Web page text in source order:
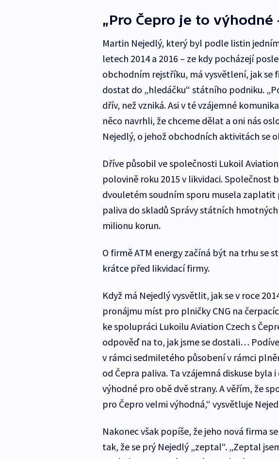
„Pro Čepro je to výhodné
Martin Nejedlý, který byl podle listin
letech 2014 a 2016 – ze kdy pocházejí
obchodním rejstříku, má vysvětlení, jak
dostat do „hledáčku“ státního podniku.
dřív, než vzniká. Asi v té vzájemné
něco navrhli, že chceme dělat a oni nás
Nejedlý, o jehož obchodních aktivitách se
Dříve působil ve společnosti Lukoil
polovině roku 2015 v likvidaci. Společnost
dvouletém soudním sporu musela
paliva do skladů Správy státních
milionu korun.
O firmě ATM energy začíná být na trhu se
krátce před likvidací firmy.
Když má Nejedlý vysvětlit, jak se v roce
pronájmu míst pro plničky CNG na
ke spolupráci Lukoilu Aviation Czech s
odpověď na to, jak jsme se dostali…
v rámci sedmiletého působení v rámci
od Čepra paliva. Ta vzájemná diskuse byla
výhodné pro obě dvě strany. A věřím, že
pro Čepro velmi výhodná,“ vysvětluje
Nakonec však popíše, že jeho nová firma
tak, že se prý Nejedlý „zeptal“. „Zeptal